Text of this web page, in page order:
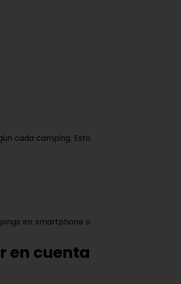
cada camping. Esto
en smartphone o
en cuenta